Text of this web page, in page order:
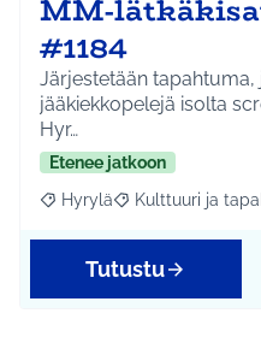
MM-
#1184
Järjestetään
jääkiekkopelejä isolta
Hyr…
Etenee jatkoon
Rajaa tulokset aihepiirin
Hyrylä Rajaa tulokset
Kulttuuri ja
Tutustu